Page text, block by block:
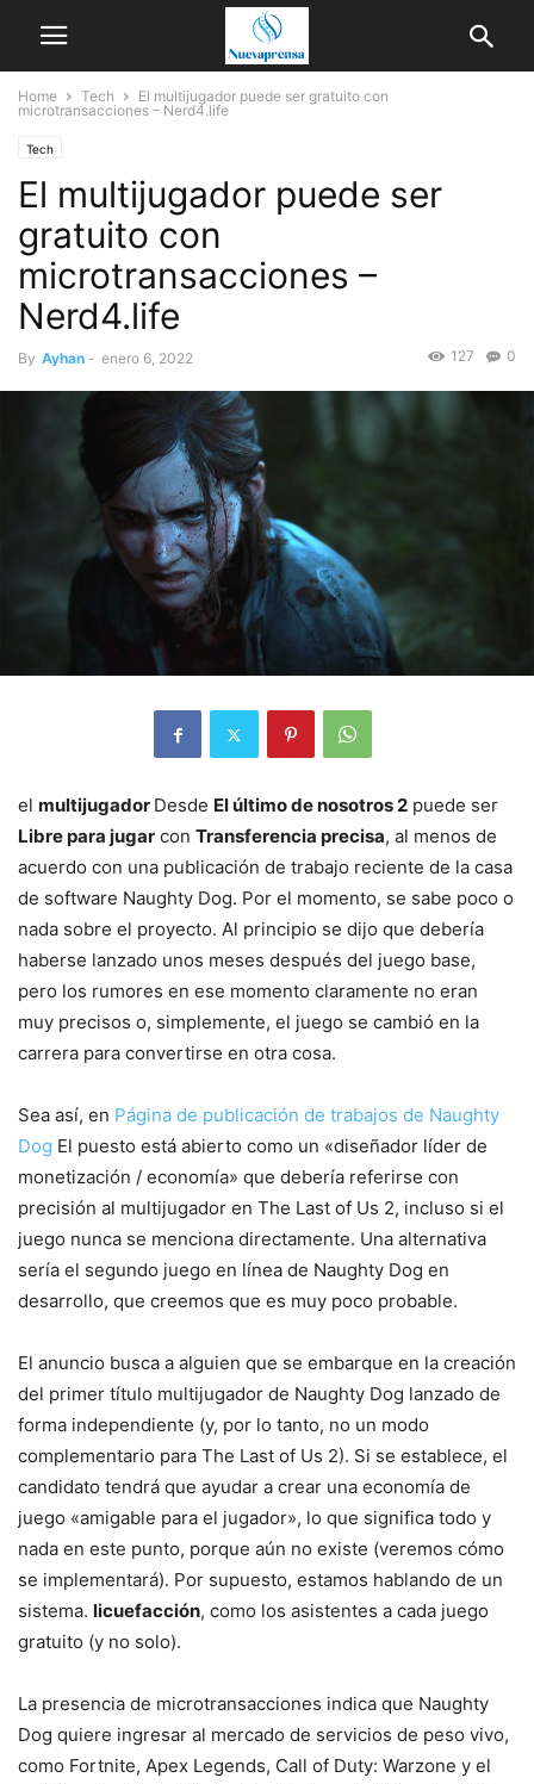
Home Tech
El multijugador puede ser gratuito con
microtransacciones – Nerd4.life
Tech
El multijugador puede ser
gratuito con
microtransacciones –
Nerd4.life
By Ayhan - enero 6, 2022 0
127
el multijugador Desde El último de nosotros 2 puede ser
Libre para jugar con Transferencia precisa, al menos de
acuerdo con una publicación de trabajo reciente de la casa
de software Naughty Dog. Por el momento, se sabe poco o
nada sobre el proyecto. Al principio se dijo que debería
haberse lanzado unos meses después del juego base,
pero los rumores en ese momento claramente no eran
muy precisos o, simplemente, el juego se cambió en la
carrera para convertirse en otra cosa.
Sea así, en Página de publicación de trabajos de Naughty
Dog El puesto está abierto como un «diseñador líder de
monetización / economía» que debería referirse con
precisión al multijugador en The Last of Us 2, incluso si el
juego nunca se menciona directamente. Una alternativa
sería el segundo juego en línea de Naughty Dog en
desarrollo, que creemos que es muy poco probable.
El anuncio busca a alguien que se embarque en la creación
del primer título multijugador de Naughty Dog lanzado de
forma independiente (y, por lo tanto, no un modo
complementario para The Last of Us 2). Si se establece, el
candidato tendrá que ayudar a crear una economía de
juego «amigable para el jugador», lo que significa todo y
nada en este punto, porque aún no existe (veremos cómo
se implementará). Por supuesto, estamos hablando de un
sistema. licuefacción, como los asistentes a cada juego
gratuito (y no solo).
La presencia de microtransacciones indica que Naughty
Dog quiere ingresar al mercado de servicios de peso vivo,
como Fortnite, Apex Legends, Call of Duty: Warzone y el